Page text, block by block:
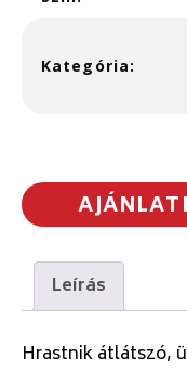
Kategória:
Leírás
Hrastnik átlátszó,